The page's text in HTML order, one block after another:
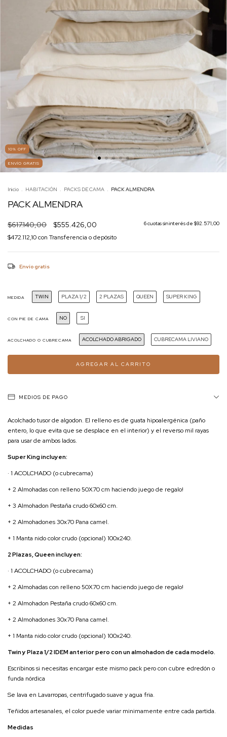
10% OFF
ENVÍO GRATIS
Inicio . HABITACIÓN . PACKS DE CAMA . PACK ALMENDRA
PACK ALMENDRA
$617.140,00 $555.426,00 6cuotas sin interés de $92.571,00
$472.112,10con Transferencia o depósito
Envío gratis
MEDIDA TWIN PLAZA 1/2 2 PLAZAS QUEEN SUPER KING
CON PIE DE CAMA NO SI
ACOLCHADO O CUBRECAMA ACOLCHADO ABRIGADO CUBRECAMA LIVIANO
MEDIOS DE PAGO
Acolchado tusor de algodon. El relleno es de guata hipoalergénica (paño
entero, lo que evita que se desplace en el interior) y el reverso mil rayas
para usar de ambos lados.
Super King incluyen:
· 1 ACOLCHADO (o cubrecama)
+ 2 Almohadas con relleno 50X70 cm haciendo juego de regalo!
+ 3 Almohadon Pestaña crudo 60x60 cm.
+ 2 Almohadones 30x70 Pana camel.
+ 1 Manta nido color crudo (opcional) 100x240.
2 Plazas, Queen incluyen:
· 1 ACOLCHADO (o cubrecama)
+ 2 Almohadas con relleno 50X70 cm haciendo juego de regalo!
+ 2 Almohadon Pestaña crudo 60x60 cm.
+ 2 Almohadones 30x70 Pana camel.
+ 1 Manta nido color crudo (opcional) 100x240.
Twin y Plaza 1/2 IDEM anterior pero con un almohadon de cada modelo.
Escribinos si necesitas encargar este mismo pack pero con cubre edredón o
funda nórdica
Se lava en Lavarropas, centrifugado suave y agua fria.
Teñidos artesanales, el color puede variar minimamente entre cada partida.
Medidas